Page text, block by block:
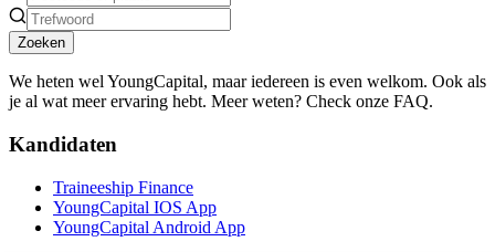
Zoeken
We heten wel YoungCapital, maar iedereen is even welkom. Ook als
je al wat meer ervaring hebt. Meer weten? Check onze FAQ.
Kandidaten
Traineeship Finance
YoungCapital IOS App
YoungCapital Android App